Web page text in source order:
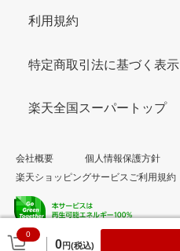
0
0円(税込)
利用規約
特定商取引法に基づく表示
楽天全国スーパートップ
会社概要
個人情報保護方針
楽天ショッピングサービスご利用規約
© Rakuten Group, Inc.